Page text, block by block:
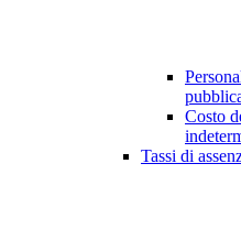
Costo
Tassi di